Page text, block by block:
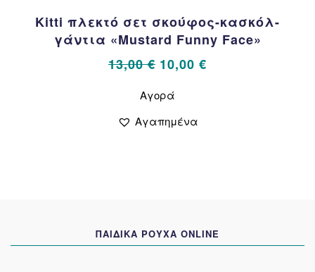
Kitti πλεκτό σετ σκούφος-κασκόλ-
γάντια «Mustard Funny Face»
13,00€ Original
was:
13,00 €.
10,00 €
Αγορά
έχει
επιλεγούν
στη
Αγαπημένα
ΠΑΙΔΙΚΑ ΡΟΥΧΑ ONLINE